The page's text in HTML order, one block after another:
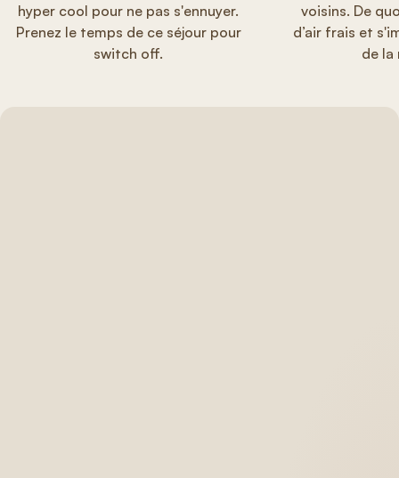
hyper cool pour ne pas s'ennuyer.
Prenez le temps de ce séjour pour
switch off.
voisins. De
d’air frais et
de la